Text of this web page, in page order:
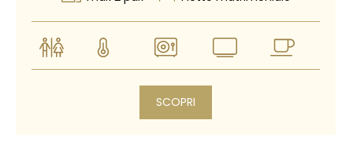
SCOPRI